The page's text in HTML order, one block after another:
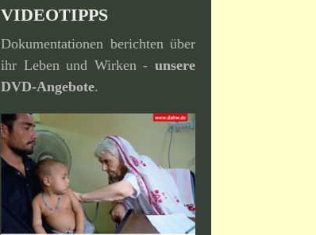
VIDEOTIPPS
Dokumentationen berichten über
ihr Leben und Wirken - unsere
DVD-Angebote.